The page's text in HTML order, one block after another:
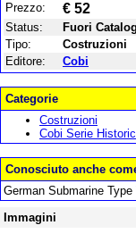
Prezzo:
€ 52
Status:
Fuori
Tipo:
Costruzioni
Editore:
Cobi
Categorie
Costruzioni
Cobi Serie
Conosciuto anche
German Submarine
Immagini